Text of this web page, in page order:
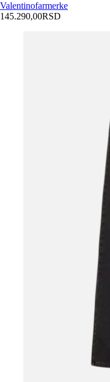
Valentinofarmerke
145.290,00RSD